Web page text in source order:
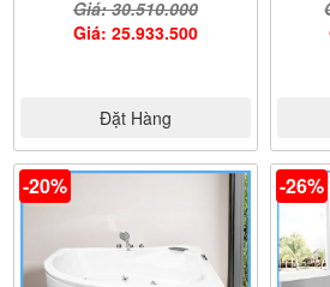
Giá: 30.510.000
Giá: 25.933.500
Đặt Hàng
-20% -26%